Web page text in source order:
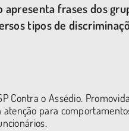
apresenta frases dos
tipos de
Contra o Assédio.
para